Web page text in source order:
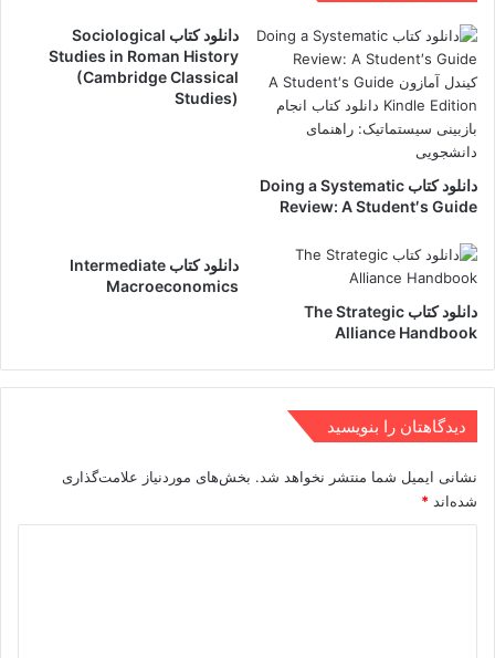
دانلود کتاب Doing a Systematic
Review: A Student′s Guide
دانلود کتاب Sociological
Studies in Roman History
(Cambridge Classical
Studies)
دانلود کتاب The Strategic
Alliance Handbook
دانلود کتاب Intermediate
Macroeconomics
دیدگاهتان را بنویسید
نشانی ایمیل شما منتشر نخواهد شد. بخش‌های موردنیاز علامت‌گذاری
شده‌اند *